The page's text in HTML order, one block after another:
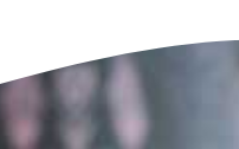
GESUNDHEITSWESEN